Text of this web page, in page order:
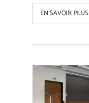
EN SAVOIR PLUS